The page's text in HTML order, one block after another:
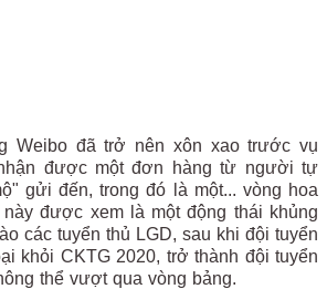
Weibo đã trở nên xôn xao trước vụ
được một đơn hàng từ người tự
gửi đến, trong đó là một... vòng hoa
được xem là một động thái khủng
các tuyển thủ LGD, sau khi đội tuyển
khỏi CKTG 2020, trở thành đội tuyển
thể vượt qua vòng bảng.